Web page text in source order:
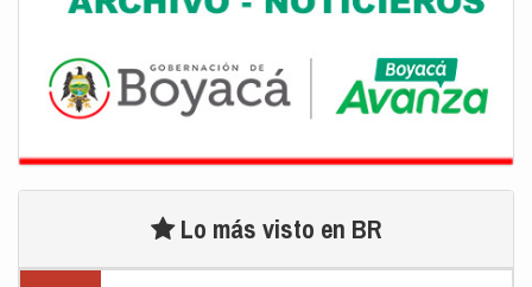
Lo más visto en BR